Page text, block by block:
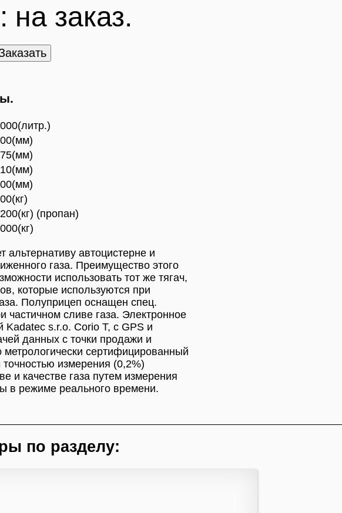
на заказ.
(пропан)
альтернативу автоцистерне и
газа. Преимущество этого
использовать тот же тягач,
которые используются при
Полуприцеп оснащен спец.
частичном сливе газа. Электронное
s.r.o. Corio Т, с GPS и
данных с точки продажи и
сертифицированный
измерения (0,2%)
и качестве газа путем измерения
в режиме реального времени.
по разделу: